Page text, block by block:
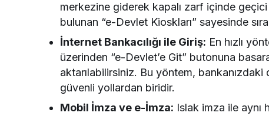
merkezine giderek kapalı zarf içinde
bulunan “e-Devlet Kioskları” sayesinde
İnternet Bankacılığı ile Giriş: En hızlı
üzerinden “e-Devlet’e Git” butonuna
aktarılabilirsiniz. Bu yöntem, bankanızdaki
güvenli yollardan biridir.
Mobil İmza ve e-İmza: Islak imza ile